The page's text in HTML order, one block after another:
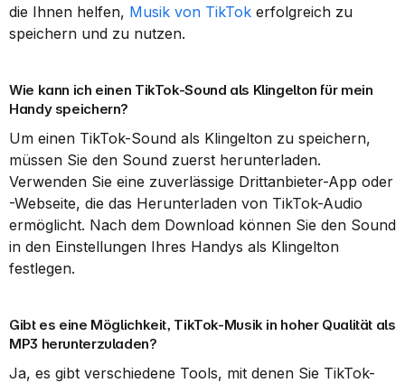
die Ihnen helfen, Musik von TikTok erfolgreich zu
speichern und zu nutzen.
Wie kann ich einen TikTok-Sound als Klingelton für mein
Handy speichern?
Um einen TikTok-Sound als Klingelton zu speichern,
müssen Sie den Sound zuerst herunterladen.
Verwenden Sie eine zuverlässige Drittanbieter-App oder
-Webseite, die das Herunterladen von TikTok-Audio
ermöglicht. Nach dem Download können Sie den Sound
in den Einstellungen Ihres Handys als Klingelton
festlegen.
Gibt es eine Möglichkeit, TikTok-Musik in hoher Qualität als
MP3 herunterzuladen?
Ja, es gibt verschiedene Tools, mit denen Sie TikTok-